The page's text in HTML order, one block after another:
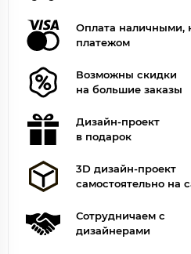
Оплата наличными,
платежом
Возможны скидки
на большие заказы
Дизайн-проект
в подарок
3D дизайн-проект
самостоятельно на
Сотрудничаем с
дизайнерами